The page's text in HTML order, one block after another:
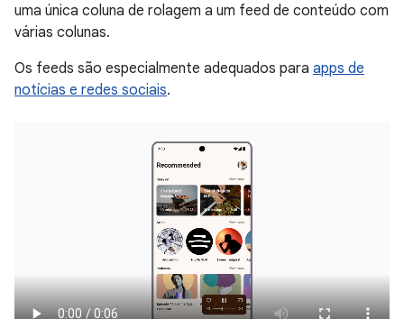
uma única coluna de rolagem a um feed de conteúdo com
várias colunas.
Os feeds são especialmente adequados para apps de
notícias e redes sociais.